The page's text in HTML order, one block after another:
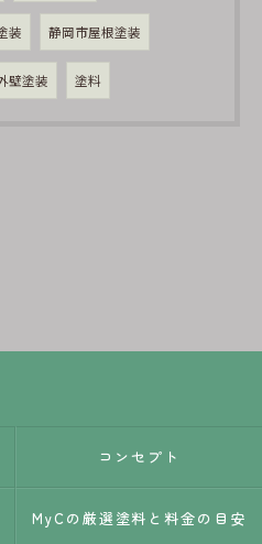
装 静岡市屋根塗装
壁塗装 塗料
コンセプト
MyCの厳選塗料と料金の目安